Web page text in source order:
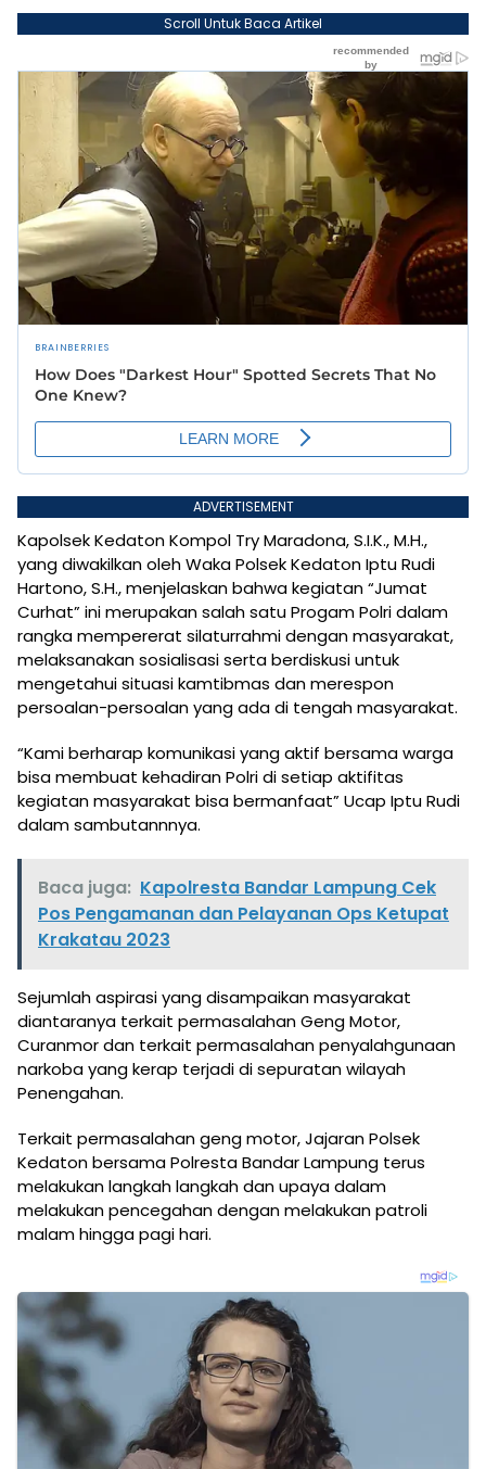
Scroll Untuk Baca Artikel
ADVERTISEMENT
Kapolsek Kedaton Kompol Try Maradona, S.I.K., M.H.,
yang diwakilkan oleh Waka Polsek Kedaton Iptu Rudi
Hartono, S.H., menjelaskan bahwa kegiatan “Jumat
Curhat” ini merupakan salah satu Progam Polri dalam
rangka mempererat silaturrahmi dengan masyarakat,
melaksanakan sosialisasi serta berdiskusi untuk
mengetahui situasi kamtibmas dan merespon
persoalan-persoalan yang ada di tengah masyarakat.
“Kami berharap komunikasi yang aktif bersama warga
bisa membuat kehadiran Polri di setiap aktifitas
kegiatan masyarakat bisa bermanfaat” Ucap Iptu Rudi
dalam sambutannnya.
Baca juga: Kapolresta Bandar Lampung Cek
Pos Pengamanan dan Pelayanan Ops Ketupat
Krakatau 2023
Sejumlah aspirasi yang disampaikan masyarakat
diantaranya terkait permasalahan Geng Motor,
Curanmor dan terkait permasalahan penyalahgunaan
narkoba yang kerap terjadi di sepuratan wilayah
Penengahan.
Terkait permasalahan geng motor, Jajaran Polsek
Kedaton bersama Polresta Bandar Lampung terus
melakukan langkah langkah dan upaya dalam
melakukan pencegahan dengan melakukan patroli
malam hingga pagi hari.